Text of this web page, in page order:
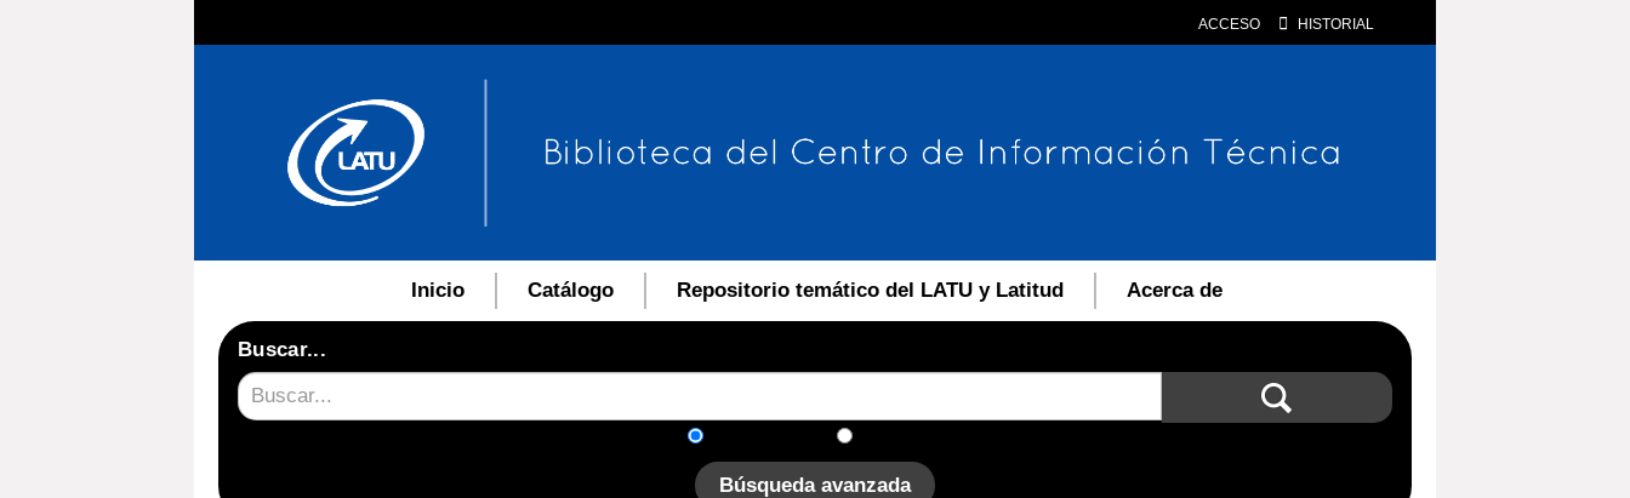
ACCESO HISTORIAL
Inicio Catálogo Repositorio temático del LATU y Latitud Acerca de
Buscar...
Búsqueda avanzada